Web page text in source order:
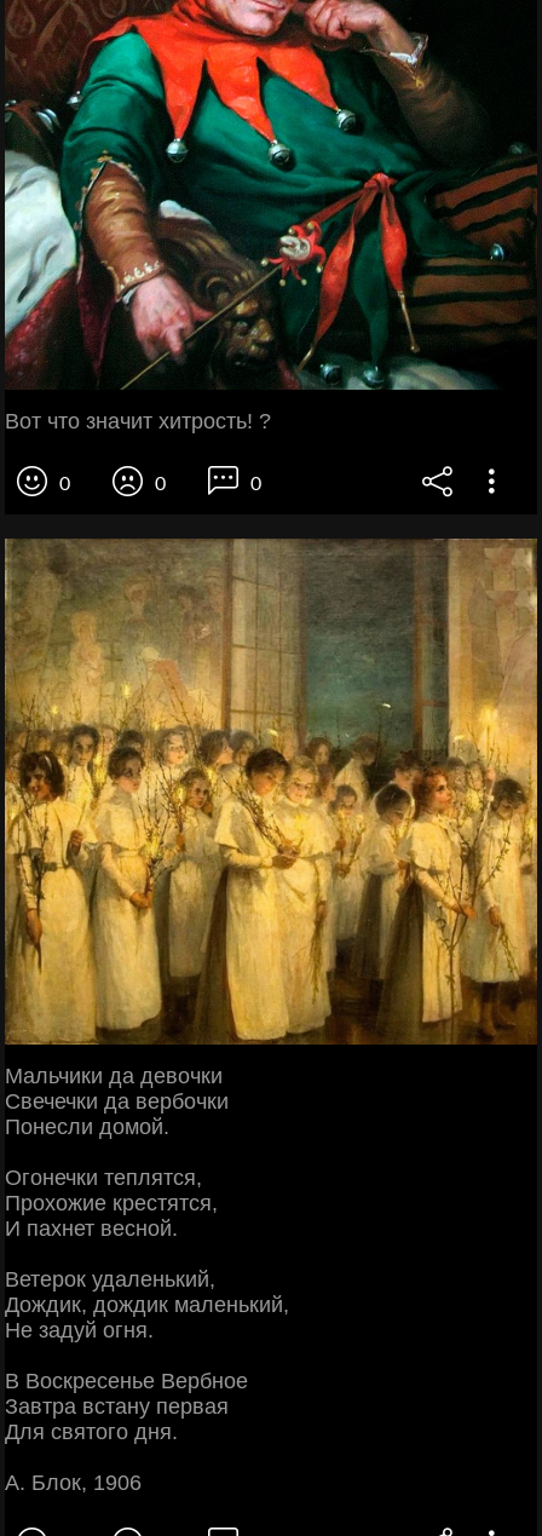
Вот что значит хитрость! ?
0 0 0
Мальчики да девочки
Свечечки да вербочки
Понесли домой.
Огонечки теплятся,
Прохожие крестятся,
И пахнет весной.
Ветерок удаленький,
Дождик, дождик маленький,
Не задуй огня.
В Воскресенье Вербное
Завтра встану первая
Для святого дня.
А. Блок, 1906